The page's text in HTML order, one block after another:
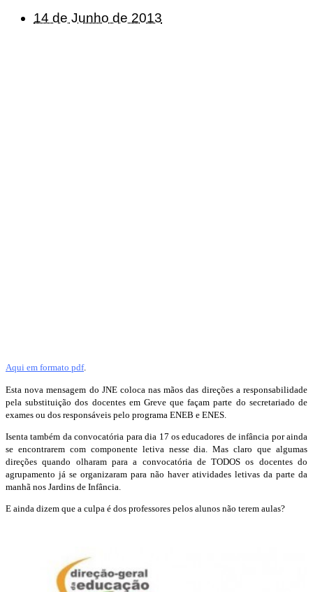
14 de Junho de 2013
Aqui em formato pdf.
Esta nova mensagem do JNE coloca nas mãos das direções a responsabilidade
pela substituição dos docentes em Greve que façam parte do secretariado de
exames ou dos responsáveis pelo programa ENEB e ENES.
Isenta também da convocatória para dia 17 os educadores de infância por ainda
se encontrarem com componente letiva nesse dia. Mas claro que algumas
direções quando olharam para a convocatória de TODOS os docentes do
agrupamento já se organizaram para não haver atividades letivas da parte da
manhã nos Jardins de Infância.
E ainda dizem que a culpa é dos professores pelos alunos não terem aulas?